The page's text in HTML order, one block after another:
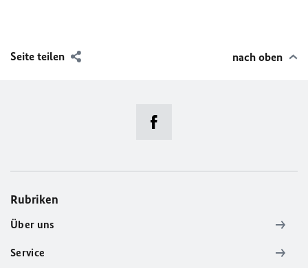
Seite teilen nach oben
Rubriken
Über uns
Service